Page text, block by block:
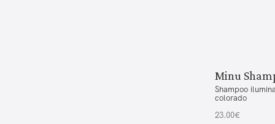
Minu
Shampoo
colorado
23.00€